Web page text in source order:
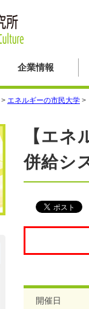
企業情報
> エネルギーの市民大学 >
【エ
併給シ
開催日